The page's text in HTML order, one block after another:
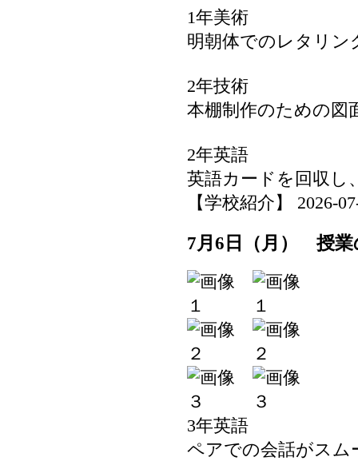
1年美術
明朝体でのレタリン
2年技術
本棚制作のための図
2年英語
英語カードを回収し
【学校紹介】 2026-
7月6日（月） 授業
3年英語
ペアでの会話がスム